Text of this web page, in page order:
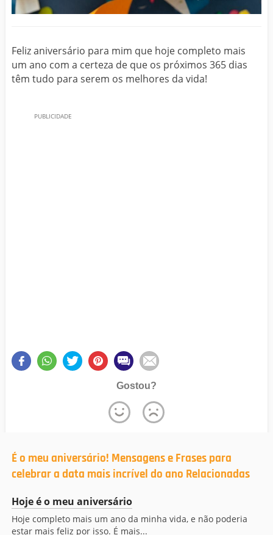
Feliz aniversário para mim que hoje completo mais
um ano com a certeza de que os próximos 365 dias
têm tudo para serem os melhores da vida!
Gostou?
É o meu aniversário! Mensagens e Frases para
celebrar a data mais incrível do ano Relacionadas
Hoje é o meu aniversário
Hoje completo mais um ano da minha vida, e não poderia
estar mais feliz por isso. É mais...